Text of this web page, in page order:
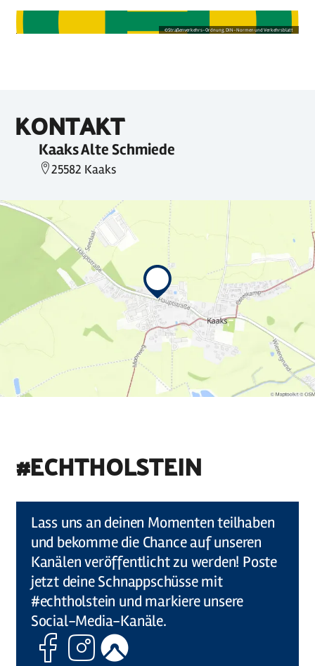
©Straßenverkehrs-Ordnung, DIN-Normen und Verkehrsblatt
KONTAKT
Kaaks Alte Schmiede
25582 Kaaks
#ECHTHOLSTEIN
Lass uns an deinen Momenten teilhaben
und bekomme die Chance auf unseren
Kanälen veröffentlicht zu werden! Poste
jetzt deine Schnappschüsse mit
#echtholstein und markiere unsere
Social-Media-Kanäle.
FacebookInstagram
Komoot